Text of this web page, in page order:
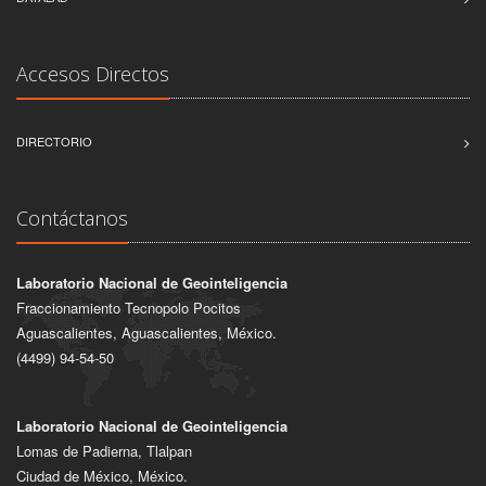
Accesos Directos
DIRECTORIO
Contáctanos
Laboratorio Nacional de Geointeligencia
Fraccionamiento Tecnopolo Pocitos
Aguascalientes, Aguascalientes, México.
(4499) 94-54-50
Laboratorio Nacional de Geointeligencia
Lomas de Padierna, Tlalpan
Ciudad de México, México.